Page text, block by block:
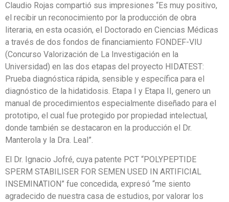
Claudio Rojas compartió sus impresiones “Es muy positivo,
el recibir un reconocimiento por la producción de obra
literaria, en esta ocasión, el Doctorado en Ciencias Médicas
a través de dos fondos de financiamiento FONDEF-VIU
(Concurso Valorización de La Investigación en la
Universidad) en las dos etapas del proyecto HIDATEST:
Prueba diagnóstica rápida, sensible y específica para el
diagnóstico de la hidatidosis. Etapa I y Etapa II, genero un
manual de procedimientos especialmente diseñado para el
prototipo, el cual fue protegido por propiedad intelectual,
donde también se destacaron en la producción el Dr.
Manterola y la Dra. Leal”.
El Dr. Ignacio Jofré, cuya patente PCT “POLYPEPTIDE
SPERM STABILISER FOR SEMEN USED IN ARTIFICIAL
INSEMINATION” fue concedida, expresó “me siento
agradecido de nuestra casa de estudios, por valorar los